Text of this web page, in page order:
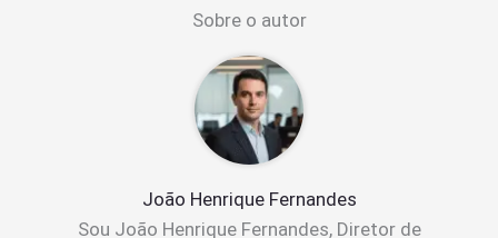
Sobre o autor
João Henrique Fernandes
Sou João Henrique Fernandes, Diretor de